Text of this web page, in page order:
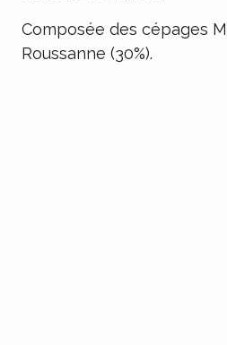
Composée des cépages
Roussanne (30%).